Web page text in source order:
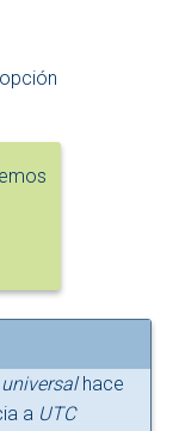
hace
a UTC